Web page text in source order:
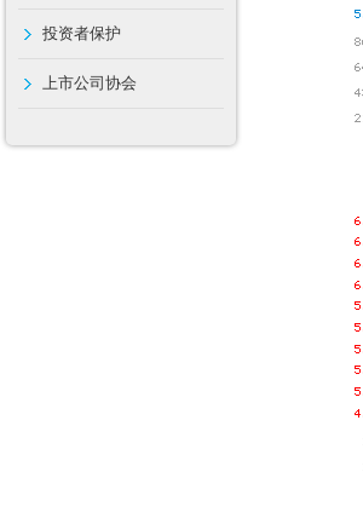
投资者保护
上市公司协会